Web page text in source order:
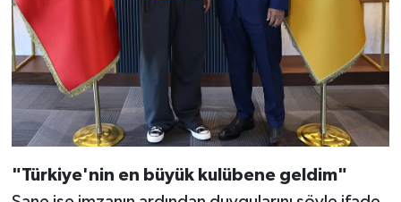
"Türkiye'nin en büyük kulübene geldim"